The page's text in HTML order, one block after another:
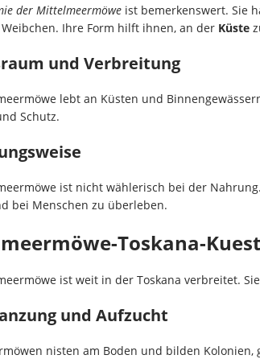
der Mittelmeermöwe ist bemerkenswert. Sie
Ihre Form hilft ihnen, an der Küste
und Verbreitung
lebt an Küsten und
Schutz.
ist nicht wählerisch bei der
bei Menschen zu überleben.
Toskana-
ist weit in der Toskana verbreitet.
und Aufzucht
nisten am Boden und bilden Kolonien,